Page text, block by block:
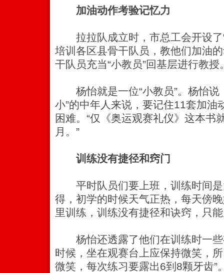
加油动作考验记忆力
拉拉队成立时，市总工会开设了
培训各区县骨干队员，教他们加油
干队员充当“小教员”回基层进行教授
杨怡就是一位“小教员”。杨怡说
小”的中年人来说，要记住11套加油
困难。“仅《奥运观赛礼仪》这本书
月。”
训练没有捷径和窍门
平时队员们要上班，训练时间是
得，初学的时候天气正热，每天傍
里训练，训练没有捷径和诀窍，只
杨怡还透露了他们在训练时一些
时候，坐在观赛台上应保持微笑，
微笑，每次练习要露出6到8颗牙齿”